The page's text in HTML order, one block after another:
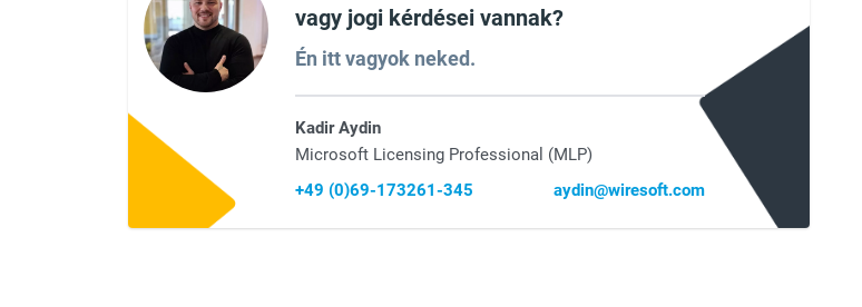
vagy jogi kérdései vannak?
Én itt vagyok neked.
Kadir Aydin
Microsoft Licensing Professional (MLP)
+49 (0)69-173261-345
aydin@wiresoft.com